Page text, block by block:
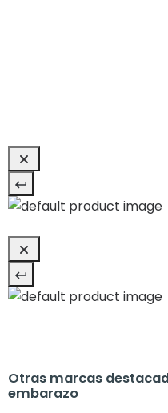
Otras marcas
embarazo